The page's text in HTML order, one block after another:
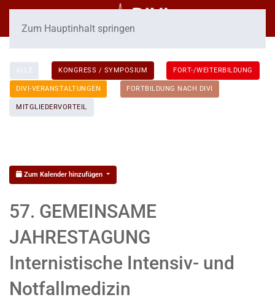
Zum Hauptinhalt springen
ALLE KONGRESS / SYMPOSIUM FORT-/WEITERBILDUNG
DIVI-VERANSTALTUNGEN FORTBILDUNG NACH DIVI
MITGLIEDERVORTEIL
Zum Kalender hinzufügen
57. GEMEINSAME
JAHRESTAGUNG
Internistische Intensiv- und
Notfallmedizin